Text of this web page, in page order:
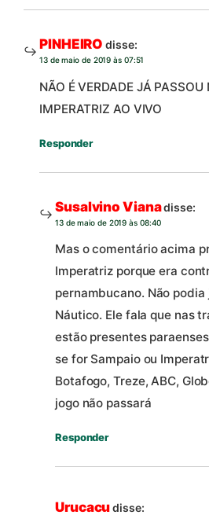
PINHEIRO disse:
13 de maio de 2019 às 07:51
NÃO É VERDADE JÁ PASSOU
IMPERATRIZ AO VIVO
Responder
Susalvino Vianadisse:
13 de maio de 2019 às 08:40
Mas o comentário acima
Imperatriz porque era
pernambucano. Não
Náutico. Ele fala que nas
estão presentes
se for Sampaio ou
Botafogo, Treze, ABC,
jogo não passará
Responder
Urucacudisse: